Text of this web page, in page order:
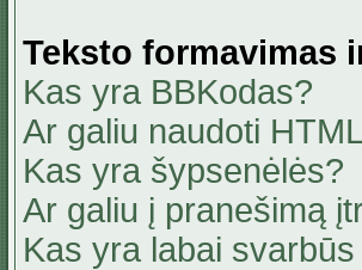
Teksto formavimas
Kas yra BBKodas?
Ar galiu naudoti
Kas yra šypsenėlės?
Ar galiu į pranešimą
Kas yra labai